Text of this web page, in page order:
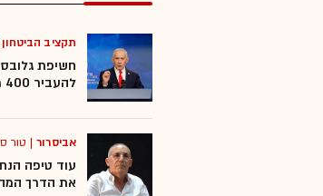
תקציב הביטחון
חשיפת
להעביר 400 מיליארד שקל לביטחון
אביסרור| טור
עוד טיפה
את הדרך